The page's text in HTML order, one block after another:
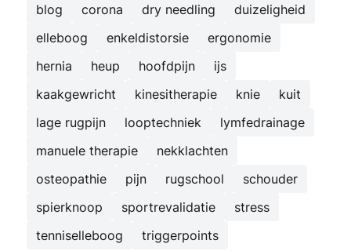
blog
corona dry needling
duizeligheid
elleboog
enkeldistorsie
ergonomie
hernia
heup hoofdpijn
ijs
kaakgewricht
kinesitherapie knie
kuit
lage rugpijn
looptechniek
lymfedrainage
manuele therapie
nekklachten
osteopathie
pijn rugschool
schouder
spierknoop
sportrevalidatie
stress
tenniselleboog
triggerpoints